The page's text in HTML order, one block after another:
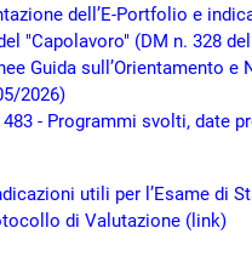
dell’E-Portfolio e
"Capolavoro" (DM n. 328 del
Guida sull’Orientamento e
2026)
- Programmi svolti, date
utili per l’Esame di
di Valutazione (link)